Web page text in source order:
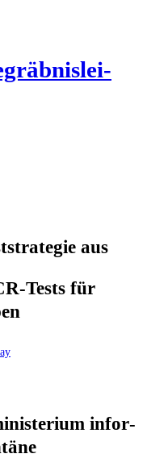
aus
Tests für
infor­